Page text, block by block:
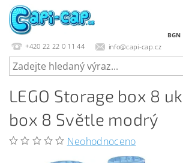
+420 22 22 0 11 44 info@capi-cap.cz
BGN
LEGO Storage box 8
box 8 Světle modrý
Neohodnoceno